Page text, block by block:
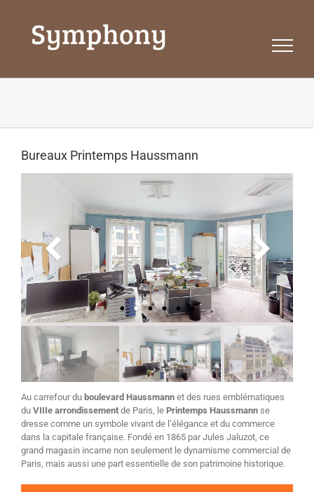
Bureaux Printemps Haussmann
Au carrefour du boulevard Haussmann et des rues emblématiques
du VIIIe arrondissement de Paris, le Printemps Haussmann se
dresse comme un symbole vivant de l’élégance et du commerce
dans la capitale française. Fondé en 1865 par Jules Jaluzot, ce
grand magasin incarne non seulement le dynamisme commercial de
Paris, mais aussi une part essentielle de son patrimoine historique.